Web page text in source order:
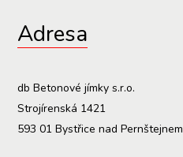
Adresa
db Betonové jímky s.r.o.
Strojírenská 1421
593 01 Bystřice nad Pernštejnem